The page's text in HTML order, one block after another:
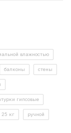
влажностью
балконы стены
гипсовые
25 кг ручной